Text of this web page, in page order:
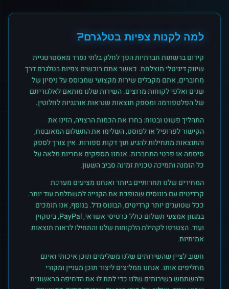
למה לקנות צפיות בטלגרם?
קידום ברשתות חברתיות הפך לחלק בלתי נפרד מאסטרטגיית
שיווק דיגיטלי מוצלחת. כאשר אתם רוכשים צפיותבטלגרםדרך
מחוברים, אתם מקבלים שירות מקצועי שמבוסס על ניסיון של
שנים ואלפי לקוחות מרוצים. השירות שלנו מותאם לאלגוריתם
של הפלטפורמה ומספק תוצאות שנראות אורגניות לחלוטין.
התהליך פשוט ובטוח: בחרו את הכמות הרצויה, הזינו את
הקישור לפרופיל או לפוסט, השלימו את התשלום המאובטח,
והתוצאות מתחילות להגיע תוך דקות ספורות. אין צורך לספק
סיסמה או פרטי התחברות. אנחנו מספקים אחריות מלאה על
כל הזמנה ותמיכה טכנית זמינה סביב השעון.
המחירים שלנו תחרותיים ביותר ואנחנו מציעים מערכת
קרדיטים עם בונוסים שהופכת את הקנייה למשתלמת עוד יותר.
ככל שטוענים יותר קרדיטים, הבונוס גדל. בנוסף, אנו תומכים
במגוון אמצעי תשלום כולל כרטיסי אשראי, PayPal, ביטקוין
ועוד. הצטרפו לקהילת הלקוחות שלנו והתחילו לראות תוצאות
אמיתיות.
חשוב לציין שהשירותים שלנו משלימים תוכן איכותי ואינם
מחליפים אותו. אנחנו ממליצים ליצור תוכן מעניין ומקורי
ולהשתמש בשירותים שלנו כדי לתת לו את הדחיפה הראשונית